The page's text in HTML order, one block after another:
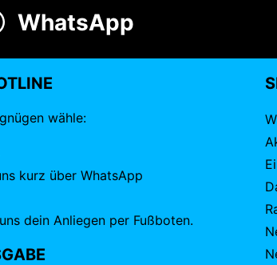
WhatsApp
wähle:
kurz über WhatsApp
dein Anliegen per Fußboten.